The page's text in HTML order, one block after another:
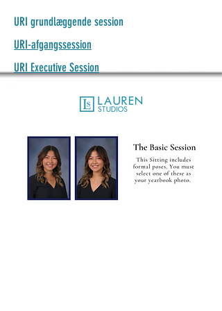
URI grundlæggende session
URI-afgangssession
URI Executive Session